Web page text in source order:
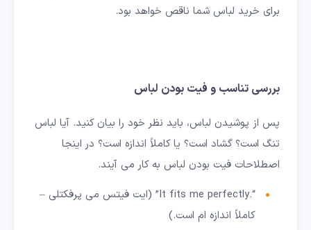
برای خرید لباس شما ناقص خواهد بود.
بررسی تناسب و فیت بودن لباس
پس از پوشیدن لباس، باید نظر خود را بیان کنید. آیا لباس
تنگ است؟ گشاد است؟ یا کاملاً اندازه است؟ در اینجا
اصطلاحات فیت بودن لباس به کار می آیند.
“.It fits me perfectly” (ایت فیتس می پرفکتلی –
کاملاً اندازه ام است.)